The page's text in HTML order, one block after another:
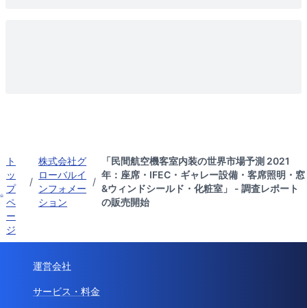
ト
ッ
プ
ペ
ー
ジ
/
株式会社グ
ローバルイ
ンフォメー
ション
/
「民間航空機客室内装の世界市場予測 2021
年：座席・IFEC・ギャレー設備・客席照明・窓
&ウィンドシールド・化粧室」 - 調査レポート
の販売開始
運営会社
サービス・料金